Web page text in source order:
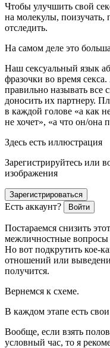
Чтобы улучшить свой
на молекулы, поизучать,
отследить.
На самом деле это
Наш сексуальный язык
фразочки во время
правильно называть все
доносить их партнеру.
в каждой голове «а как
не хочет», «а что он/она
Здесь есть иллюстрация
Зарегистрируйтесь или
изображения
Зарегистрироваться
Есть аккаунт? Войти
Постараемся снизить
межличностные вопросы
Но вот подкрутить кое-
отношений или
получится.
Вернемся к схеме.
В каждом этапе есть
Вообще, если взять
условный час, то я